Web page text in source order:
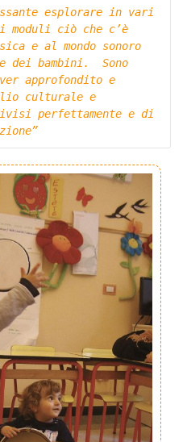
esplorare in vari
ciò che c’è
e al mondo sonoro
dei bambini.  Sono
approfondito e
culturale e
perfettamente e di